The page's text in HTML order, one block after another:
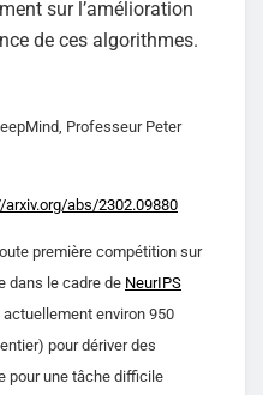
sur l’amélioration
de ces algorithmes.
Professeur Peter
abs/2302.09880
première compétition sur
dans le cadre de NeurIPS
actuellement environ 950
pour dériver des
pour une tâche difficile